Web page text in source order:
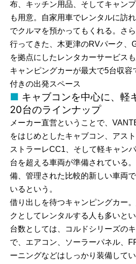
布、キッチン用品、そしてキャン
も用意。自家用車でレンタルに訪
でクルマを預かってもくれる。さ
行ってきた、木更津のRVパーク、
を拠点にしたレンタカーサービスも
キャンピングカーが最大で5台収容
付きの出発スペース
キャブコンを中心に、軽
20台のラインナップ
メーカー直営ということで、
をはじめとしたキャブコン、アス
ストラーレCC1、そして軽キャン
台を超える車両が準備されている
備、管理された比較的新しい車両
いるという。
借り出しを待つキャンピングカー
クとしてレンタルする人も多いとい
台数としては、コルドシリーズの
で、エアコン、ソーラーパネル、
ーニングなどはしっかり装備して